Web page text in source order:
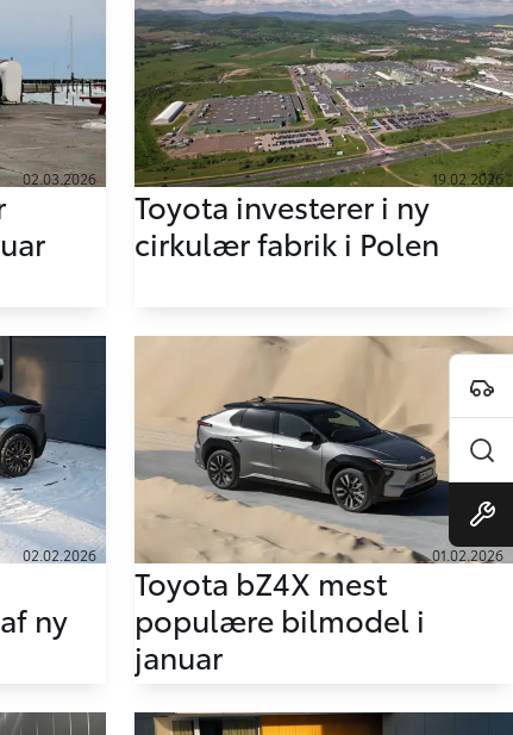
02.03.2026 19.02.2026
Toyota investerer i ny
cirkulær fabrik i Polen
02.02.2026
ny
01.02.2026
Toyota bZ4X mest
populære bilmodel i
januar